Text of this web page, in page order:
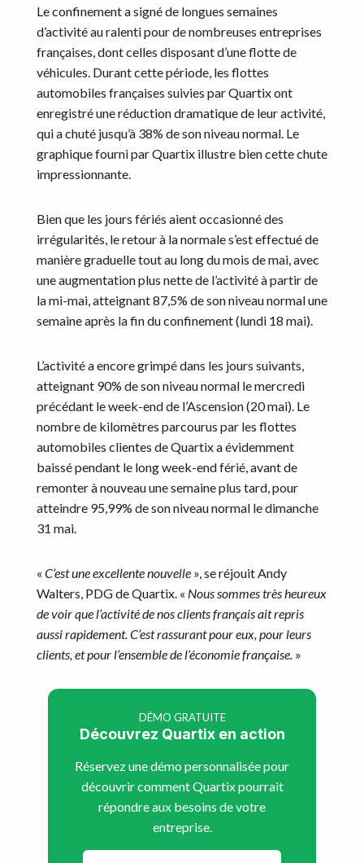
Le confinement a signé de longues semaines
d’activité au ralenti pour de nombreuses entreprises
françaises, dont celles disposant d’une flotte de
véhicules. Durant cette période, les flottes
automobiles françaises suivies par Quartix ont
enregistré une réduction dramatique de leur activité,
qui a chuté jusqu’à 38% de son niveau normal. Le
graphique fourni par Quartix illustre bien cette chute
impressionnante.
Bien que les jours fériés aient occasionné des
irrégularités, le retour à la normale s’est effectué de
manière graduelle tout au long du mois de mai, avec
une augmentation plus nette de l’activité à partir de
la mi-mai, atteignant 87,5% de son niveau normal une
semaine après la fin du confinement (lundi 18 mai).
L’activité a encore grimpé dans les jours suivants,
atteignant 90% de son niveau normal le mercredi
précédant le week-end de l’Ascension (20 mai). Le
nombre de kilomètres parcourus par les flottes
automobiles clientes de Quartix a évidemment
baissé pendant le long week-end férié, avant de
remonter à nouveau une semaine plus tard, pour
atteindre 95,99% de son niveau normal le dimanche
31 mai.
« C’est une excellente nouvelle », se réjouit Andy
Walters, PDG de Quartix. « Nous sommes très heureux
de voir que l’activité de nos clients français ait repris
aussi rapidement. C’est rassurant pour eux, pour leurs
clients, et pour l’ensemble de l’économie française. »
DÉMO GRATUITE
Découvrez Quartix en action
Réservez une démo personnalisée pour
découvrir comment Quartix pourrait
répondre aux besoins de votre
entreprise.